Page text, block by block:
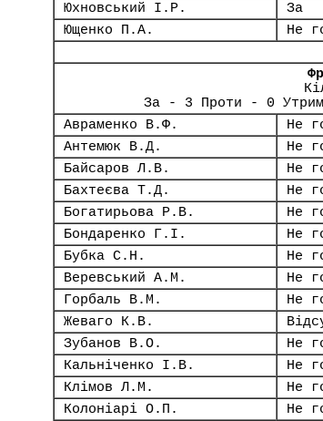
Юхновський І.Р.
За
Ющенко П.А.
Не
За - 3 Проти - 0
Авраменко В.Ф.
Не
Антемюк В.Д.
Не
Байсаров Л.В.
Не
Бахтеєва Т.Д.
Не
Богатирьова Р.В.
Не
Бондаренко Г.І.
Не
Бубка С.Н.
Не
Веревський А.М.
Не
Горбаль В.М.
Не
Жеваго К.В.
Зубанов В.О.
Не
Кальніченко І.В.
Не
Клімов Л.М.
Не
Колоніарі О.П.
Не